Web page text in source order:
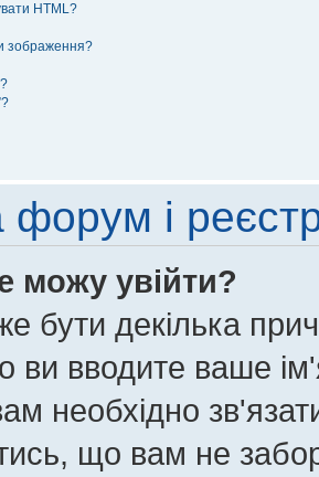
HTML?
зображення?
форум і
можу увійти?
бути декілька
ви вводите ваше
необхідно
що вам не